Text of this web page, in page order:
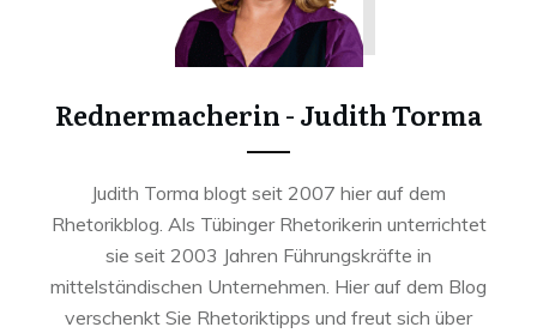
Rednermacherin - Judith Torma
Judith Torma blogt seit 2007 hier auf dem
Rhetorikblog. Als Tübinger Rhetorikerin unterrichtet
sie seit 2003 Jahren Führungskräfte in
mittelständischen Unternehmen. Hier auf dem Blog
verschenkt Sie Rhetoriktipps und freut sich über